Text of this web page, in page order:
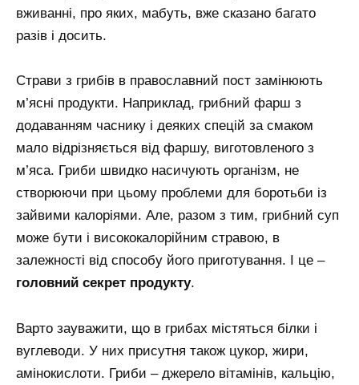
вживанні, про яких, мабуть, вже сказано багато
разів і досить.
Страви з грибів в православний пост замінюють
м’ясні продукти. Наприклад, грибний фарш з
додаванням часнику і деяких спецій за смаком
мало відрізняється від фаршу, виготовленого з
м’яса. Гриби швидко насичують організм, не
створюючи при цьому проблеми для боротьби із
зайвими калоріями. Але, разом з тим, грибний суп
може бути і висококалорійним стравою, в
залежності від способу його приготування. І це –
головний секрет продукту.
Варто зауважити, що в грибах містяться білки і
вуглеводи. У них присутня також цукор, жири,
амінокислоти. Гриби – джерело вітамінів, кальцію,